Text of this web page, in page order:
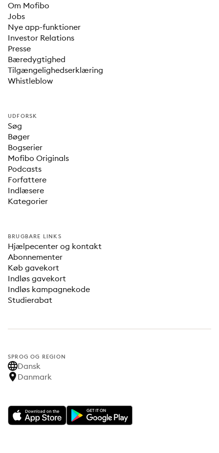
Om Mofibo
Jobs
Nye app-funktioner
Investor Relations
Presse
Bæredygtighed
Tilgængelighedserklæring
Whistleblow
UDFORSK
Søg
Bøger
Bogserier
Mofibo Originals
Podcasts
Forfattere
Indlæsere
Kategorier
BRUGBARE LINKS
Hjælpecenter og kontakt
Abonnementer
Køb gavekort
Indløs gavekort
Indløs kampagnekode
Studierabat
SPROG OG REGION
Dansk
Danmark